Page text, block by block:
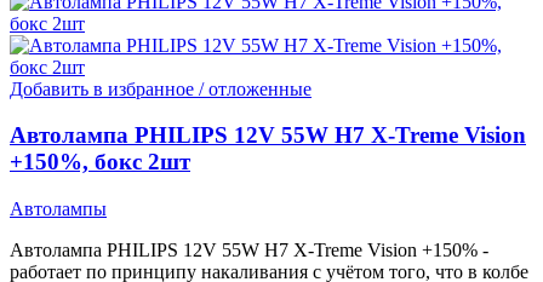
Добавить в избранное / отложенные
Автолампа PHILIPS 12V 55W H7 X-Treme Vision
+150%, бокс 2шт
Автолампы
Автолампа PHILIPS 12V 55W H7 X-Treme Vision +150% -
работает по принципу накаливания с учётом того, что в колбе